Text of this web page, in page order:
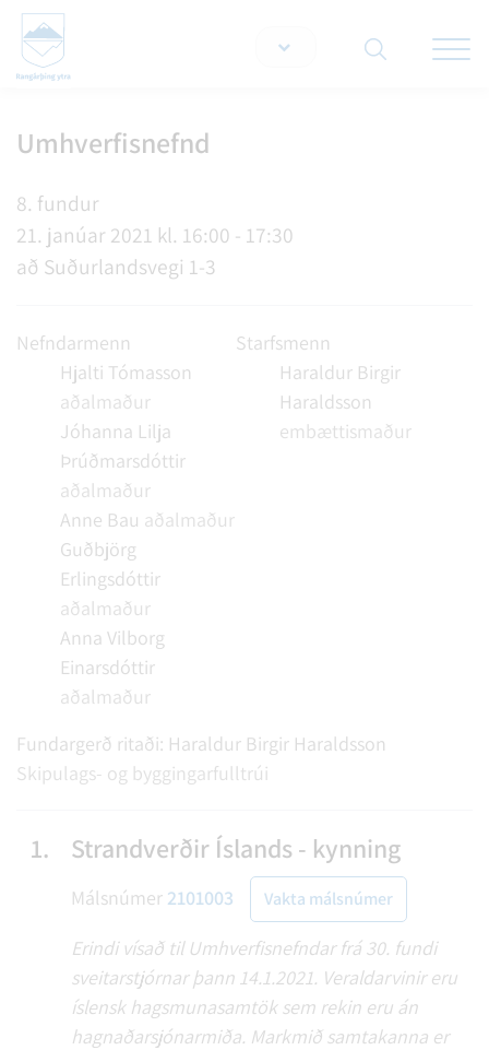
Umhverfisnefnd
8. fundur
21. janúar 2021 kl. 16:00 - 17:30
að Suðurlandsvegi 1-3
Nefndarmenn
Hjalti Tómasson
aðalmaður
Jóhanna Lilja
Þrúðmarsdóttir
aðalmaður
Anne Bau aðalmaður
Guðbjörg
Erlingsdóttir
aðalmaður
Anna Vilborg
Einarsdóttir
aðalmaður
Starfsmenn
Haraldur Birgir
Haraldsson
embættismaður
Fundargerð ritaði: Haraldur Birgir Haraldsson
Skipulags- og byggingarfulltrúi
1. Strandverðir Íslands - kynning
Málsnúmer 2101003 Vakta málsnúmer
Erindi vísað til Umhverfisnefndar frá 30. fundi
sveitarstjórnar þann 14.1.2021. Veraldarvinir eru
íslensk hagsmunasamtök sem rekin eru án
hagnaðarsjónarmiða. Markmið samtakanna er
Leita á vef